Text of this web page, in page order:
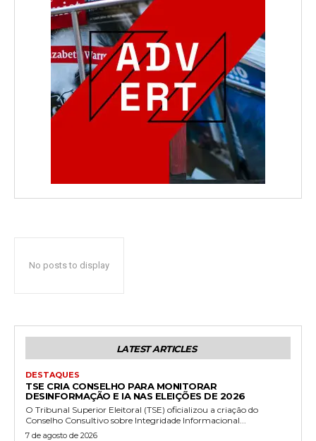
No posts to display
LATEST ARTICLES
DESTAQUES
TSE CRIA CONSELHO PARA MONITORAR
DESINFORMAÇÃO E IA NAS ELEIÇÕES DE 2026
O Tribunal Superior Eleitoral (TSE) oficializou a criação do
Conselho Consultivo sobre Integridade Informacional...
7 de agosto de 2026